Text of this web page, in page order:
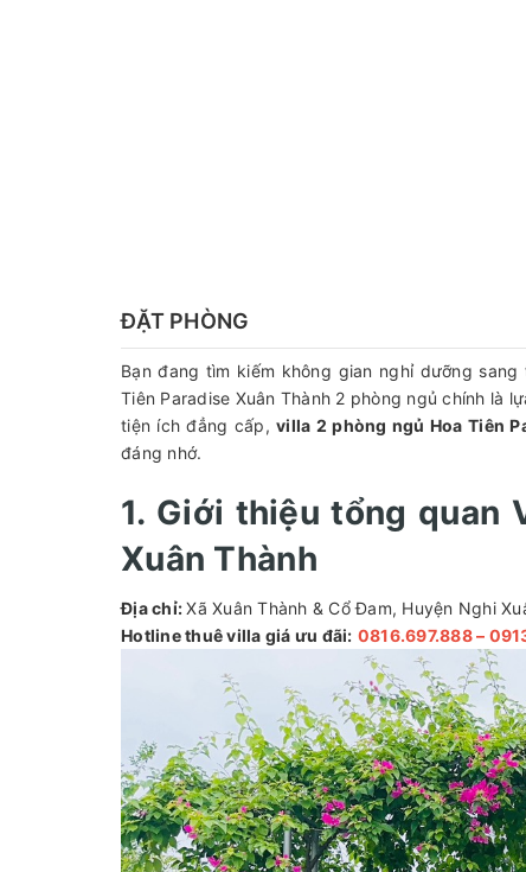
ĐẶT PHÒNG
Bạn đang tìm kiếm không gian nghỉ dưỡng
Tiên Paradise Xuân Thành 2 phòng ngủ chính là
tiện ích đẳng cấp,villa 2 phòng ngủ Hoa Tiên
đáng nhớ.
1. Giới thiệu tổng quan
Xuân Thành
Địa chỉ:Xã Xuân Thành & Cổ Đam, Huyện Nghi
Hotline thuê villa giá ưu đãi: 0816.697.888 –